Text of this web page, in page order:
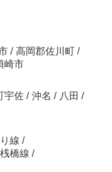
/ 高岡郡佐川町 /
崎市
宇佐 / 沖名 / 八田 /
線 /
橋線 /